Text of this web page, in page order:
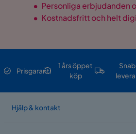
• Personliga erbjudanden
• Kostnadsfritt och helt
Prisgaranti
1 års öppet
köp
Hjälp & kontakt